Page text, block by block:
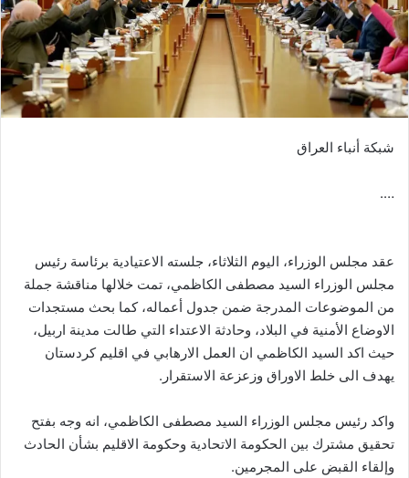
شبكة أنباء العراق
….
عقد مجلس الوزراء، اليوم الثلاثاء، جلسته الاعتيادية برئاسة رئيس
مجلس الوزراء السيد مصطفى الكاظمي، تمت خلالها مناقشة جملة
من الموضوعات المدرجة ضمن جدول أعماله، كما بحث مستجدات
الاوضاع الأمنية في البلاد، وحادثة الاعتداء التي طالت مدينة اربيل،
حيث اكد السيد الكاظمي ان العمل الارهابي في اقليم كردستان
يهدف الى خلط الاوراق وزعزعة الاستقرار.
واكد رئيس مجلس الوزراء السيد مصطفى الكاظمي، انه وجه بفتح
تحقيق مشترك بين الحكومة الاتحادية وحكومة الاقليم بشأن الحادث
وإلقاء القبض على المجرمين.